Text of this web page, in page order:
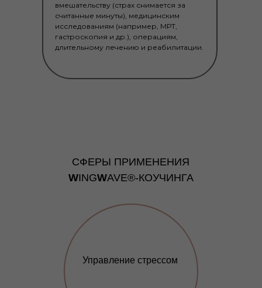
вмешательству (страх снимается за
считанные минуты), медицинским
исследованиям (например, МРТ,
гастроскопия и др.), операциям,
длительному лечению и реабилитации.
СФЕРЫ ПРИМЕНЕНИЯ
WINGWAVE®-КОУЧИНГА
Управление стрессом